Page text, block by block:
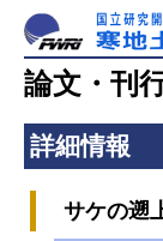
論文・刊
詳細情報
サケの遡